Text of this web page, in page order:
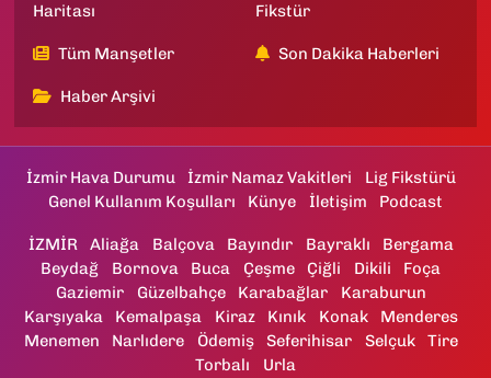
Haritası
Fikstür
Tüm Manşetler Son Dakika Haberleri
Haber Arşivi
İzmir Hava Durumu İzmir Namaz Vakitleri
Lig Fikstürü
Genel Kullanım Koşulları
Künye İletişim Podcast
İZMİR Aliağa Balçova Bayındır Bayraklı
Bergama
Beydağ
Bornova Buca Çeşme Çiğli Dikili
Foça
Gaziemir
Güzelbahçe Karabağlar
Karaburun
Karşıyaka
Kemalpaşa Kiraz Kınık Konak
Menderes
Menemen
Narlıdere Ödemiş Seferihisar Selçuk
Tire
Torbalı
Urla